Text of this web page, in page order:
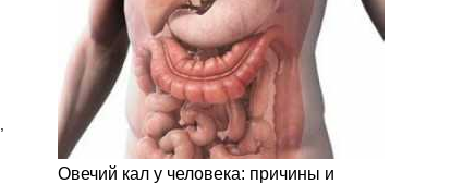
Овечий кал у человека: причины и